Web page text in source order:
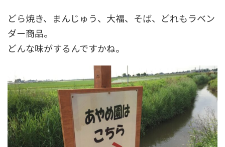
どら焼き、まんじゅう、大福、そば、どれもラベン
ダー商品。
どんな味がするんですかね。